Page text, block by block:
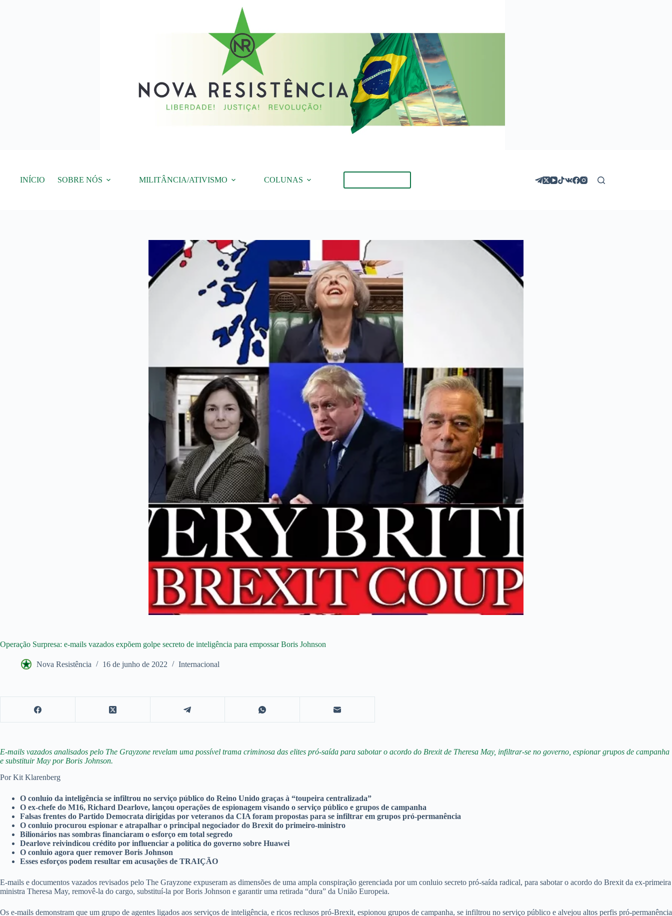
INÍCIO SOBRE NÓS MILITÂNCIA/ATIVISMO COLUNAS
Operação Surpresa: e-mails vazados expõem golpe secreto de inteligência para empossar Boris Johnson
Nova Resistência 16 de junho de 2022 Internacional
E-mails vazados analisados pelo The Grayzone revelam uma possível trama criminosa das elites pró-saída para sabotar o acordo do Brexit de Theresa May, infiltrar-se no governo, espionar grupos de campanha
e substituir May por Boris Johnson.
Por Kit Klarenberg
O conluio da inteligência se infiltrou no serviço público do Reino Unido graças à “toupeira centralizada”
O ex-chefe do M16, Richard Dearlove, lançou operações de espionagem visando o serviço público e grupos de campanha
Falsas frentes do Partido Democrata dirigidas por veteranos da CIA foram propostas para se infiltrar em grupos pró-permanência
O conluio procurou espionar e atrapalhar o principal negociador do Brexit do primeiro-ministro
Bilionários nas sombras financiaram o esforço em total segredo
Dearlove reivindicou crédito por influenciar a política do governo sobre Huawei
O conluio agora quer remover Boris Johnson
Esses esforços podem resultar em acusações de TRAIÇÃO
E-mails e documentos vazados revisados pelo The Grayzone expuseram as dimensões de uma ampla conspiração gerenciada por um conluio secreto pró-saída radical, para sabotar o acordo do Brexit da ex-primeira
ministra Theresa May, removê-la do cargo, substituí-la por Boris Johnson e garantir uma retirada “dura” da União Europeia.
Os e-mails demonstram que um grupo de agentes ligados aos serviços de inteligência, e ricos reclusos pró-Brexit, espionou grupos de campanha, se infiltrou no serviço público e alvejou altos perfis pró-permanência